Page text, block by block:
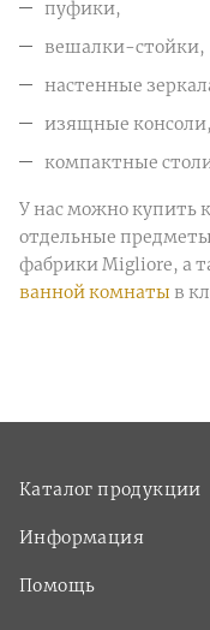
пуфики,
вешалки-стойки,
настенные
изящные консоли,
компактные
У нас можно купить
отдельные
фабрики Migliore, а
ванной комнаты в
Каталог продукции
Информация
Помощь